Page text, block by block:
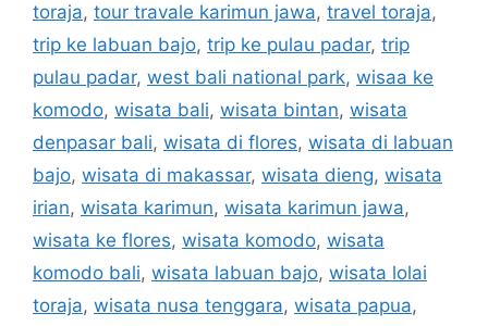
toraja, tour travale karimun jawa, travel toraja,
trip ke labuan bajo, trip ke pulau padar, trip
pulau padar, west bali national park, wisaa ke
komodo, wisata bali, wisata bintan, wisata
denpasar bali, wisata di flores, wisata di labuan
bajo, wisata di makassar, wisata dieng, wisata
irian, wisata karimun, wisata karimun jawa,
wisata ke flores, wisata komodo, wisata
komodo bali, wisata labuan bajo, wisata lolai
toraja, wisata nusa tenggara, wisata papua,